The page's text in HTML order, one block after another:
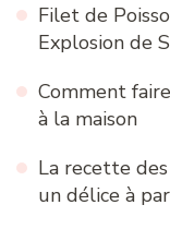
Filet de
Explosion de
Comment
à la maison
La recette
un délice à